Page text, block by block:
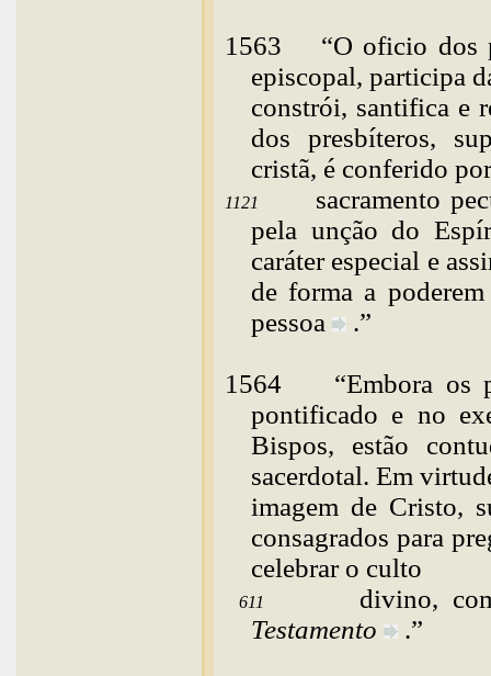
1563 “O oficio dos
episcopal, participa
constrói, santifica e
dos presbíteros,
cristã, é conferido
1121 sacramento
pela unção do
caráter especial e
de forma a
pessoa
.”
1564 “Embora os
pontificado e no
Bispos, estão
sacerdotal. Em
imagem de Cristo,
consagrados para
celebrar o culto
611 divino,
Testamento
.”